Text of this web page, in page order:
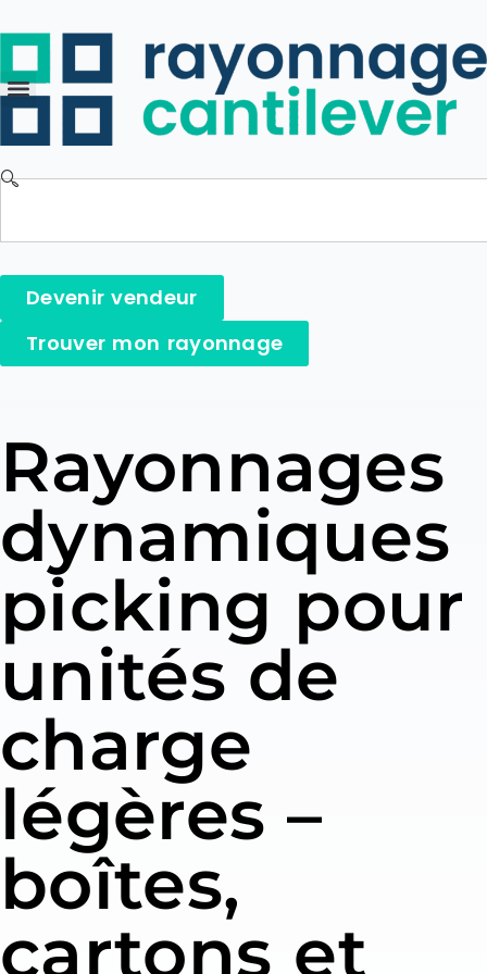
Devenir vendeur
Trouver mon rayonnage
Rayonnages
dynamiques
picking pour
unités de
charge
légères –
boîtes,
cartons et